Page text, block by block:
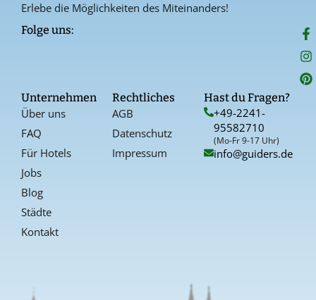
Erlebe die Möglichkeiten des Miteinanders!
Folge uns: F
a
c
e
b
I
n
s
t
a
P
i
n
t
e
Unternehmen
Über uns
FAQ
Für Hotels
Jobs
Blog
Städte
Kontakt
Rechtliches
AGB
Datenschutz
Impressum
Hast du Fragen?
+49-2241-
95582710
(Mo-Fr 9-17 Uhr)
info@guiders.de